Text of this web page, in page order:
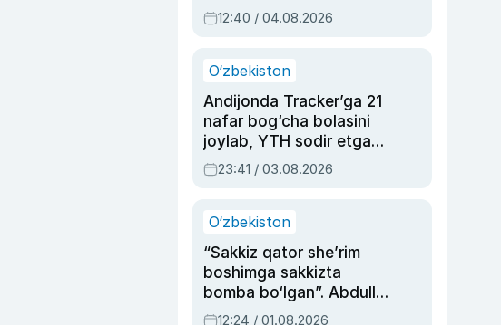
intellektni boshqara
olmay qolishidan xavotir
12:40 / 04.08.2026
O‘zbekiston
Andijonda Tracker’ga 21
nafar bog‘cha bolasini
joylab, YTH sodir etgan
ayolga sud hukmi o‘qildi
23:41 / 03.08.2026
O‘zbekiston
“Sakkiz qator she’rim
boshimga sakkizta
bomba bo‘lgan”. Abdulla
Oripovni siyosiy
12:24 / 01.08.2026